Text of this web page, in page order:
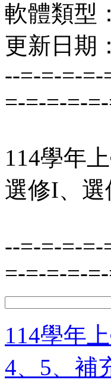
軟體類型
更新日期
--=-=-=-=-
=-=-=-=-
114學年
選修I、
--=-=-=-=-
=-=-=-=-
114學年
4、5、補